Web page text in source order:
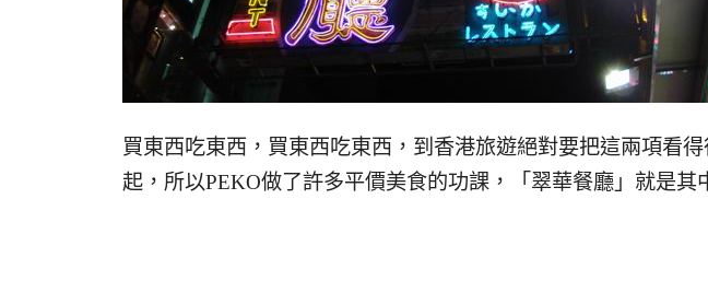
買東西吃東西，買東西吃東西，到香港旅遊絕對要把這兩項看
起，所以PEKO做了許多平價美食的功課，「翠華餐廳」就是其